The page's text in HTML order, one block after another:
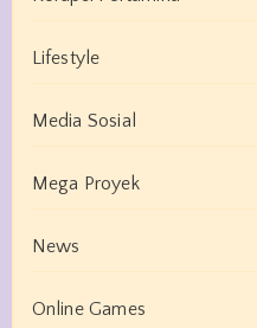
Lifestyle
Media Sosial
Mega Proyek
News
Online Games